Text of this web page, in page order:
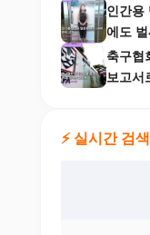
인간용
에도
축구협
보고서
⚡ 실시간 검